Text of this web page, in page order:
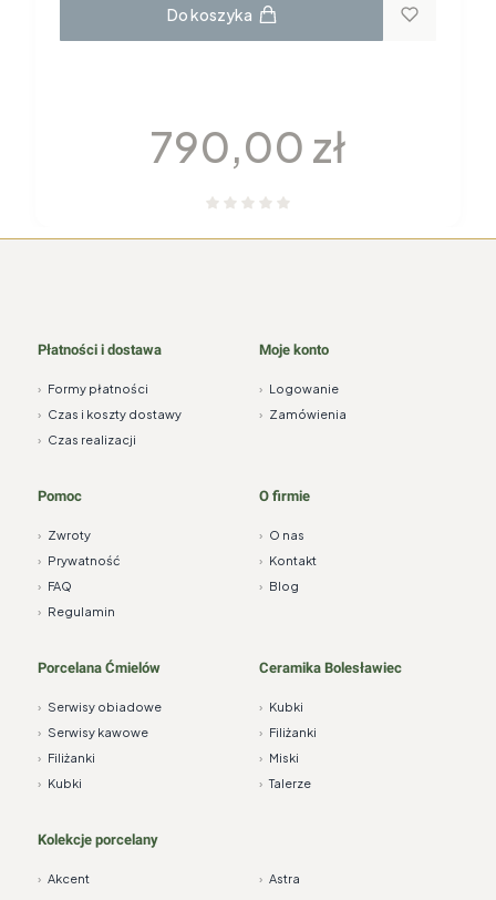
Do koszyka
Cena
790,00 zł
Płatności i dostawa
› Formy płatności
› Czas i koszty dostawy
› Czas realizacji
Moje konto
› Logowanie
› Zamówienia
Pomoc
› Zwroty
› Prywatność
› FAQ
› Regulamin
O firmie
› O nas
› Kontakt
› Blog
Porcelana Ćmielów
› Serwisy obiadowe
› Serwisy kawowe
› Filiżanki
› Kubki
Ceramika Bolesławiec
› Kubki
› Filiżanki
› Miski
› Talerze
Kolekcje porcelany
› Akcent › Astra